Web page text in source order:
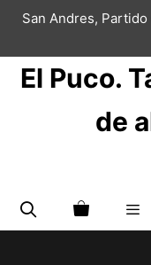
Saltar
contenido
San Andres,
El Puco.
de